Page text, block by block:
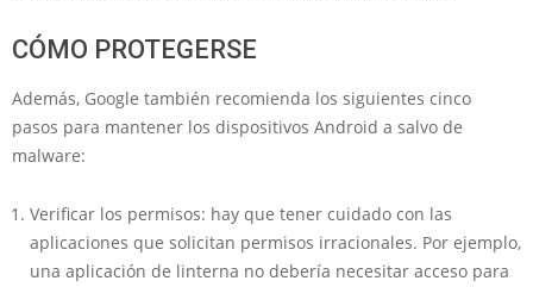
CÓMO PROTEGERSE
Además, Google también recomienda los siguientes cinco
pasos para mantener los dispositivos Android a salvo de
malware:
Verificar los permisos: hay que tener cuidado con las
aplicaciones que solicitan permisos irracionales. Por ejemplo,
una aplicación de linterna no debería necesitar acceso para